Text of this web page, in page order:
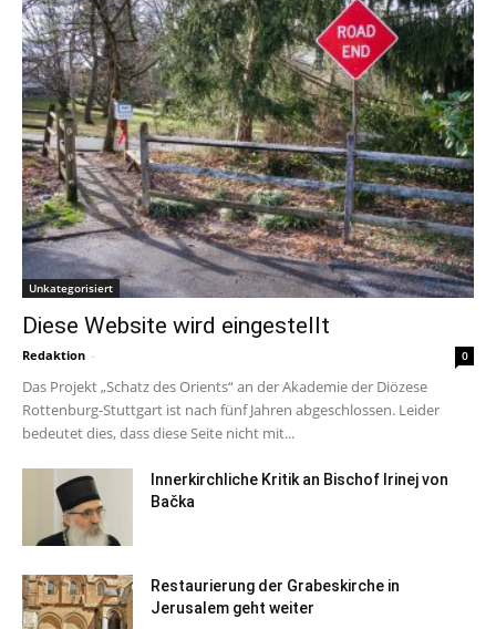
Unkategorisiert
Diese Website wird eingestellt
Redaktion - 0
Das Projekt „Schatz des Orients“ an der Akademie der Diözese
Rottenburg-Stuttgart ist nach fünf Jahren abgeschlossen. Leider
bedeutet dies, dass diese Seite nicht mit...
Innerkirchliche Kritik an Bischof Irinej von
Bačka
Restaurierung der Grabeskirche in
Jerusalem geht weiter